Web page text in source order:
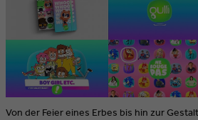
Von der Feier eines Erbes bis hin zur